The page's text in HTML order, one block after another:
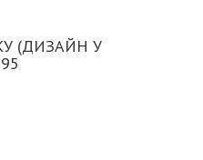
(ДИЗАЙН У